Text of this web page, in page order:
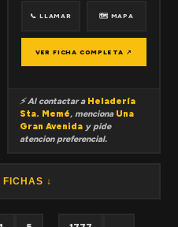
📞 LLAMAR 🗺 MAPA
VER FICHA COMPLETA ↗
⚡ Al contactar a Heladería
Sta. Memé, menciona Una
Gran Avenida y pide
atencion preferencial.
↓